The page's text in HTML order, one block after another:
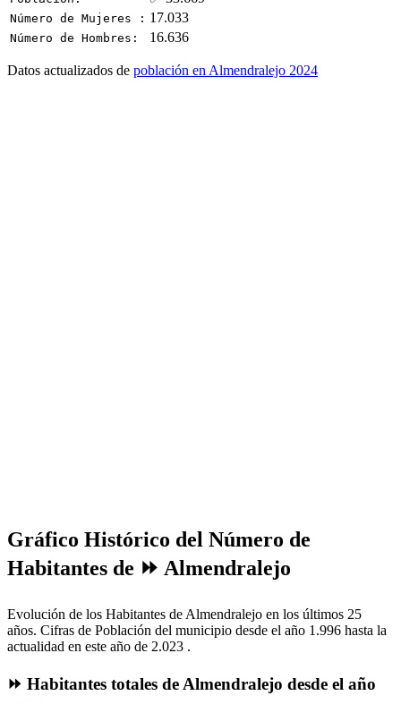
Número de Mujeres : 17.033
Número de Hombres: 16.636
Datos actualizados de población en Almendralejo 2024
Gráfico Histórico del Número de
Habitantes de ⏩ Almendralejo
Evolución de los Habitantes de Almendralejo en los últimos 25
años. Cifras de Población del municipio desde el año 1.996 hasta la
actualidad en este año de 2.023 .
⏩ Habitantes totales de Almendralejo desde el año